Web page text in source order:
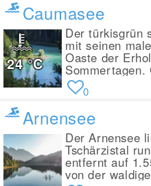
Caumasee
Der türkisgrün
mit seinen
Oaste der
Sommertagen.
24°C
0
Arnensee
Der Arnensee
Tschärzistal
entfernt auf
von der